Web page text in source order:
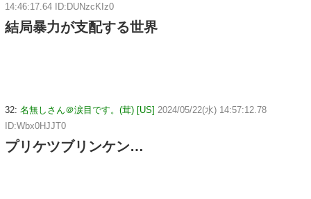
14:46:17.64 ID:DUNzcKIz0
結局暴力が支配する世界
32: 名無しさん＠涙目です。(茸) [US] 2024/05/22(水) 14:57:12.78
ID:Wbx0HJJT0
プリケツブリンケン…